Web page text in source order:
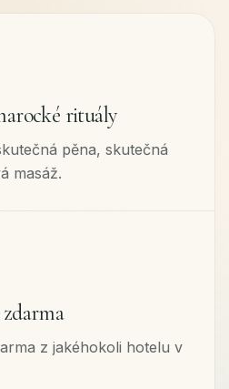
rituály
pěna, skutečná
masáž.
z jakéhokoli hotelu v